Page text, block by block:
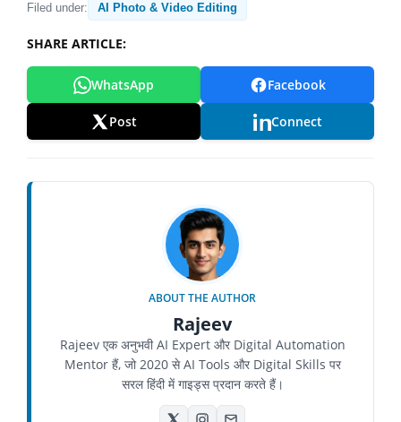
Filed under: AI Photo & Video Editing
SHARE ARTICLE:
WhatsApp Facebook
Post Connect
ABOUT THE AUTHOR
Rajeev
Rajeev एक अनुभवी AI Expert और Digital Automation
Mentor हैं, जो 2020 से AI Tools और Digital Skills पर
सरल हिंदी में गाइड्स प्रदान करते हैं।